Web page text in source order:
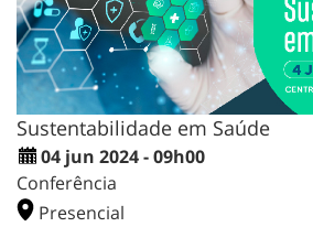
Sustentabilidade em Saúde
04 jun 2024 - 09h00
Conferência
Presencial